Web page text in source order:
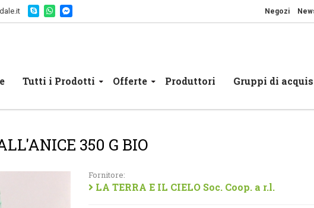
Negozi
Tutti i Prodotti Offerte Produttori Gruppi di
350 G BIO
Fornitore:
LA TERRA E IL CIELO Soc. Coop. a r.l.